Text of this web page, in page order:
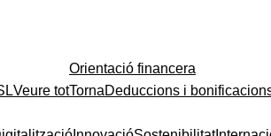
Veure tot
Orientació financera
TornaDeduccions i